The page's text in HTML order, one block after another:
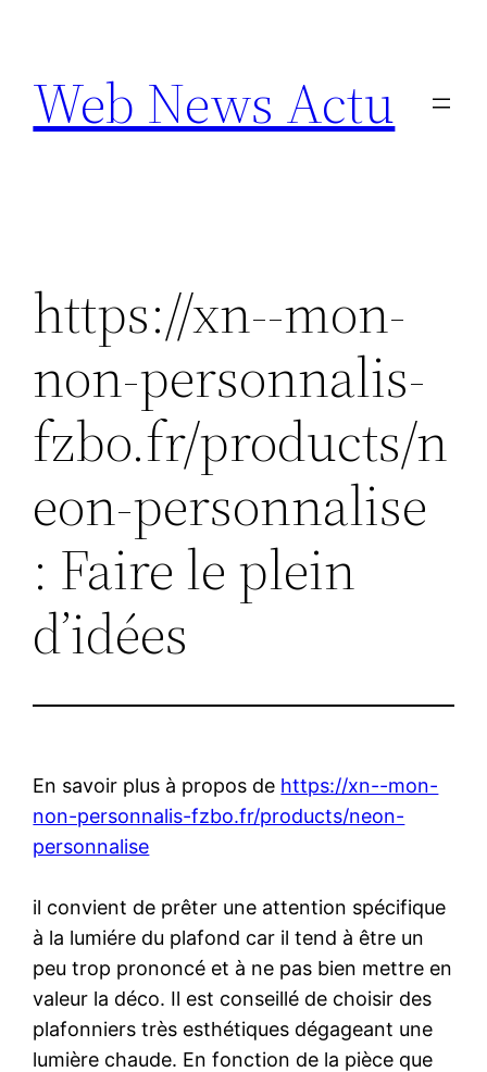
contenu
Web News Actu
https://xn--mon-
non-personnalis-
fzbo.fr/products/n
eon-personnalise
: Faire le plein
d’idées
En savoir plus à propos de https://xn--mon-
non-personnalis-fzbo.fr/products/neon-
personnalise
il convient de prêter une attention spécifique
à la lumiére du plafond car il tend à être un
peu trop prononcé et à ne pas bien mettre en
valeur la déco. Il est conseillé de choisir des
plafonniers très esthétiques dégageant une
lumière chaude. En fonction de la pièce que